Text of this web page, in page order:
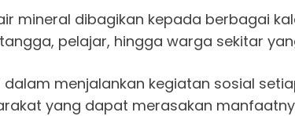
mineral dibagikan kepada berbagai
pelajar, hingga warga sekitar
menjalankan kegiatan sosial
yang dapat merasakan